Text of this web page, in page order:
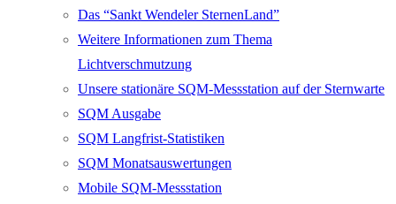
Das “Sankt Wendeler SternenLand”
Weitere Informationen zum Thema
Lichtverschmutzung
Unsere stationäre SQM-Messstation auf der Sternwarte
SQM Ausgabe
SQM Langfrist-Statistiken
SQM Monatsauswertungen
Mobile SQM-Messstation